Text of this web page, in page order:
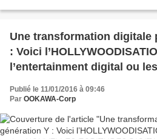
Une transformation digitale
: Voici
l’entertainment digital ou
Publié le 11/01/2016 à 09:46
Par OOKAWA-Corp